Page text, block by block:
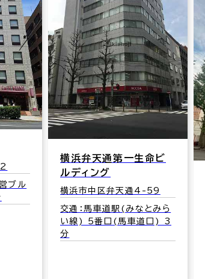
ブル
横浜弁天通第一生命ビ
ルディング
横浜市中区弁天通4-59
交通：馬車道駅(みなとみら
い線) 5番口(馬車道口) 3
分